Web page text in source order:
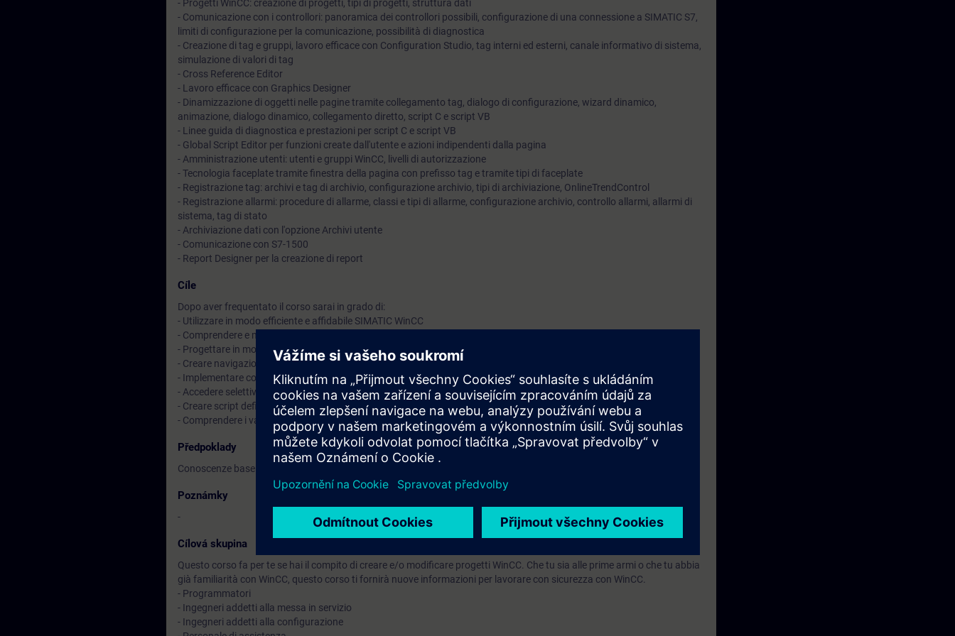
imparato sul funzionamento affidabile del sistema.
- Progetti WinCC: creazione di progetti, tipi di progetti, struttura dati
- Comunicazione con i controllori: panoramica dei controllori possibili, configurazione di una connessione a SIMATIC S7,
limiti di configurazione per la comunicazione, possibilità di diagnostica
- Creazione di tag e gruppi, lavoro efficace con Configuration Studio, tag interni ed esterni, canale informativo di sistema,
simulazione di valori di tag
- Cross Reference Editor
- Lavoro efficace con Graphics Designer
- Dinamizzazione di oggetti nelle pagine tramite collegamento tag, dialogo di configurazione, wizard dinamico,
animazione, dialogo dinamico, collegamento diretto, script C e script VB
- Linee guida di diagnostica e prestazioni per script C e script VB
- Global Script Editor per funzioni create dall'utente e azioni indipendenti dalla pagina
- Amministrazione utenti: utenti e gruppi WinCC, livelli di autorizzazione
- Tecnologia faceplate tramite finestra della pagina con prefisso tag e tramite tipi di faceplate
- Registrazione tag: archivi e tag di archivio, configurazione archivio, tipi di archiviazione, OnlineTrendControl
- Registrazione allarmi: procedure di allarme, classi e tipi di allarme, configurazione archivio, controllo allarmi, allarmi di
sistema, tag di stato
- Archiviazione dati con l'opzione Archivi utente
- Comunicazione con S7-1500
- Report Designer per la creazione di report
Cíle
Dopo aver frequentato il corso sarai in grado di:
- Utilizzare in modo efficiente e affidabile SIMATIC WinCC
- Comprendere e modificare progetti SIMATIC WinCC
- Progettare in modo ottimale un'interfaccia operatore e utilizzare selettivamente i faceplate
- Creare navigazione sullo schermo e amministrazione utente
- Implementare concetti di registrazione per messaggi, allarmi e valori misurati
- Accedere selettivamente ai valori da SIMATIC S7 e visualizzare ed elaborare ulteriormente questi valori in WinCC
- Creare script definiti dall'utente
- Comprendere i vantaggi di SIMATIC WinCC openness
Předpoklady
Conoscenze base dei sistemi di automazione.
Poznámky
-
Cílová skupina
Questo corso fa per te se hai il compito di creare e/o modificare progetti WinCC. Che tu sia alle prime armi o che tu abbia
già familiarità con WinCC, questo corso ti fornirà nuove informazioni per lavorare con sicurezza con WinCC.
- Programmatori
- Ingegneri addetti alla messa in servizio
- Ingegneri addetti alla configurazione